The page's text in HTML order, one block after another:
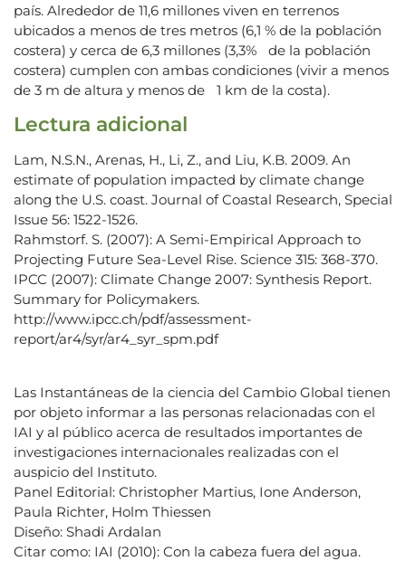
país. Alrededor de 11,6 millones viven en terrenos
ubicados a menos de tres metros (6,1 % de la población
costera) y cerca de 6,3 millones (3,3% de la población
costera) cumplen con ambas condiciones (vivir a menos
de 3 m de altura y menos de 1 km de la costa).
Lectura adicional
Lam, N.S.N., Arenas, H., Li, Z., and Liu, K.B. 2009. An
estimate of population impacted by climate change
along the U.S. coast. Journal of Coastal Research, Special
Issue 56: 1522-1526.
Rahmstorf. S. (2007): A Semi-Empirical Approach to
Projecting Future Sea-Level Rise. Science 315: 368-370.
IPCC (2007): Climate Change 2007: Synthesis Report.
Summary for Policymakers.
http://www.ipcc.ch/pdf/assessment-
report/ar4/syr/ar4_syr_spm.pdf
Las Instantáneas de la ciencia del Cambio Global tienen
por objeto informar a las personas relacionadas con el
IAI y al público acerca de resultados importantes de
investigaciones internacionales realizadas con el
auspicio del Instituto.
Panel Editorial: Christopher Martius, Ione Anderson,
Paula Richter, Holm Thiessen
Diseño: Shadi Ardalan
Citar como: IAI (2010): Con la cabeza fuera del agua.